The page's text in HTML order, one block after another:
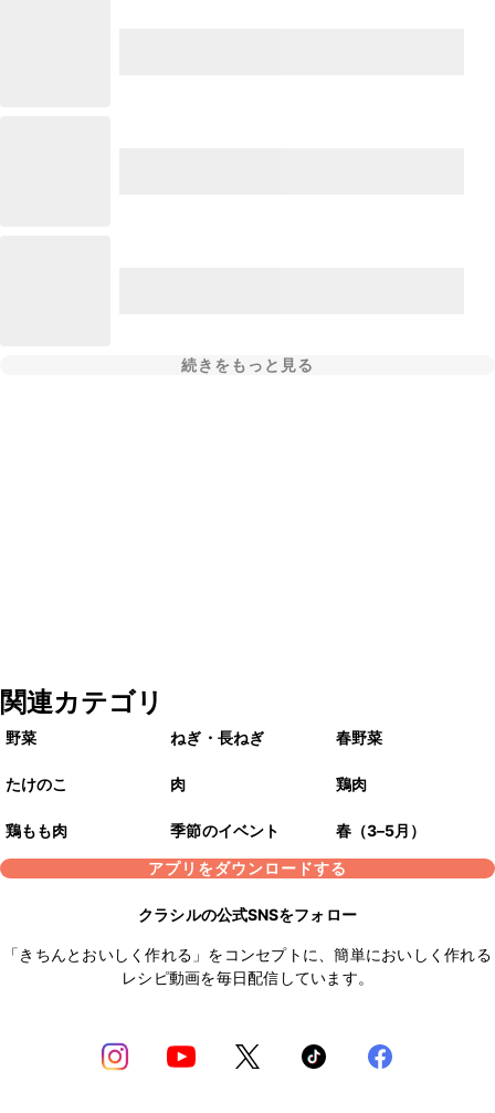
続きをもっと見る
関連カテゴリ
野菜 ねぎ・長ねぎ 春野菜
たけのこ 肉 鶏肉
鶏もも肉 季節のイベント
春（3–5月）
アプリをダウンロードする
クラシルの公式SNSをフォロー
「きちんとおいしく作れる」をコンセプトに、簡単においしく作れる
レシピ動画を毎日配信しています。